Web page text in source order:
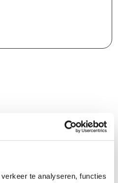
te analyseren, functies
waaronder: Helping
Unconscious Bias, Project